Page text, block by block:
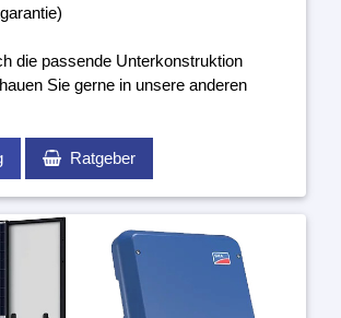
die passende Unterkonstruktion
Sie gerne in unsere anderen
Ratgeber